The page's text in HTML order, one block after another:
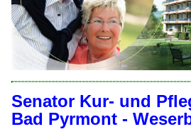
Senator Kur- und
Bad Pyrmont -